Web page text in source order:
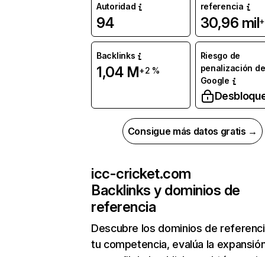
Autoridad
94
referencia
30,96 mil
Backlinks
1,04 M+2 %
Riesgo de
penalización de
Google
Consigue más datos gratis →
icc-cricket.com
Backlinks y dominios de
referencia
Descubre los dominios de
tu competencia, evalúa la